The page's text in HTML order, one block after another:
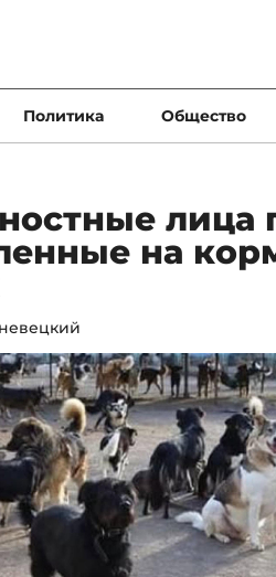
Политика Общество
лица
на